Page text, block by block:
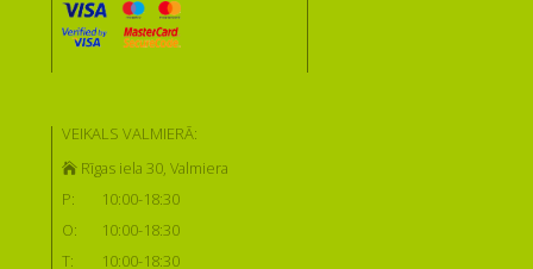
VEIKALS VALMIERĀ:
Rīgas iela 30, Valmiera
P:
10:00-18:30
O:
10:00-18:30
T:
10:00-18:30